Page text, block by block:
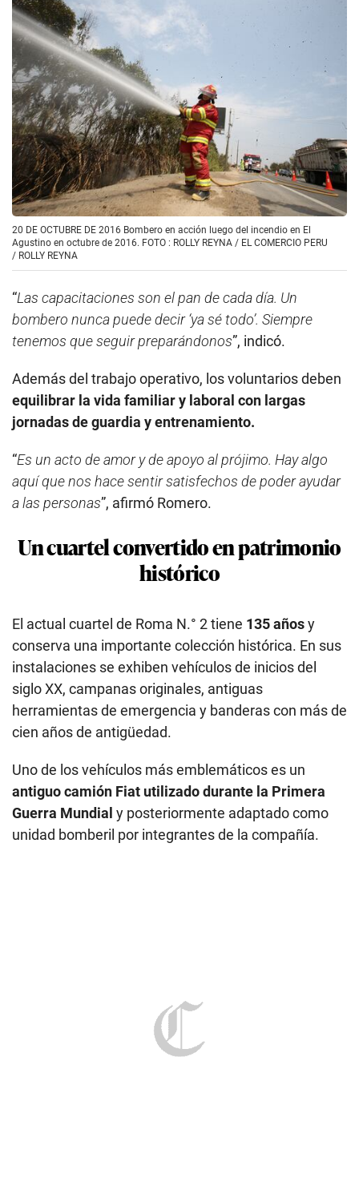
20 DE OCTUBRE DE 2016 Bombero en acción luego del incendio en El
Agustino en octubre de 2016. FOTO : ROLLY REYNA / EL COMERCIO PERU
/ ROLLY REYNA
“Las capacitaciones son el pan de cada día. Un
bombero nunca puede decir ‘ya sé todo’. Siempre
tenemos que seguir preparándonos”, indicó.
Además del trabajo operativo, los voluntarios deben
equilibrar la vida familiar y laboral con largas
jornadas de guardia y entrenamiento.
“Es un acto de amor y de apoyo al prójimo. Hay algo
aquí que nos hace sentir satisfechos de poder ayudar
a las personas”, afirmó Romero.
Un cuartel convertido en patrimonio
histórico
El actual cuartel de Roma N.° 2 tiene 135 añosy
conserva una importante colección histórica. En sus
instalaciones se exhiben vehículos de inicios del
siglo XX, campanas originales, antiguas
herramientas de emergencia y banderas con más de
cien años de antigüedad.
Uno de los vehículos más emblemáticos es un
antiguo camión Fiat utilizado durante la Primera
Guerra Mundial y posteriormente adaptado como
unidad bomberil por integrantes de la compañía.